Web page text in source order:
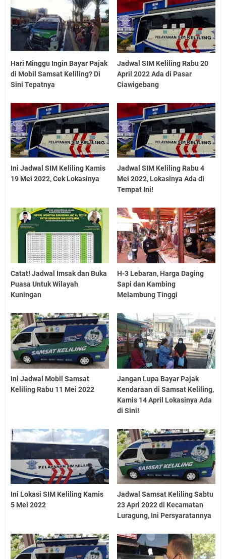
Hari Minggu Ingin Bayar Pajak
di Mobil Samsat Keliling? Di
Sini Tepatnya
Jadwal SIM Keliling Rabu 20
April 2022 Ada di Pasar
Ciawigebang
Ini Jadwal SIM Keliling Kamis
19 Mei 2022, Cek Lokasinya
Jadwal SIM Keliling Rabu 4
Mei 2022, Lokasinya Ada di
Tempat Ini!
Catat! Jadwal Imsak dan Buka
Puasa Untuk Wilayah
Kuningan
H-3 Lebaran, Harga Daging
Sapi dan Kambing
Melambung Tinggi
Ini Jadwal Mobil Samsat
Keliling Rabu 11 Mei 2022
Jangan Lupa Bayar Pajak
Kendaraan di Samsat Keliling,
Kamis 14 April Lokasinya Ada
di Sini!
Ini Lokasi SIM Keliling Kamis
5 Mei 2022
Jadwal Samsat Keliling Sabtu
23 Aprl 2022 di Kecamatan
Luragung, Ini Persyaratannya